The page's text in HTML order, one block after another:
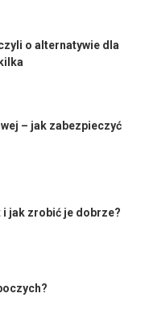
o alternatywie dla
– jak zabezpieczyć
i jak zrobić je dobrze?